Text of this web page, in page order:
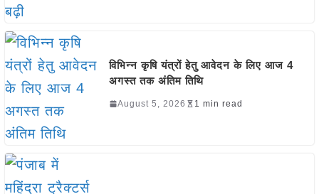
विभिन्न कृषि यंत्रों हेतु आवेदन के लिए आज 4
अगस्त तक अंतिम तिथि
August 5, 2026 1 min read